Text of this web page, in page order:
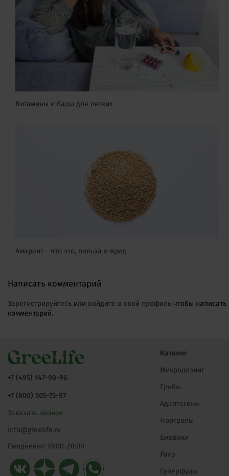
Витамины и бады для легких
Амарант - что это, польза и вред
Написать комментарий
Зарегистрируйтесь или войдите в свой профиль чтобы написать
комментарий.
+7 (495) 147-90-96
+7 (800) 505-75-97
Заказать звонок
info@greelife.ru
Ежедневно 10:00–20:00
Каталог
Микродозинг
Грибы
Адаптогены
Ноотропы
Ежовики
Рапэ
Суперфуды